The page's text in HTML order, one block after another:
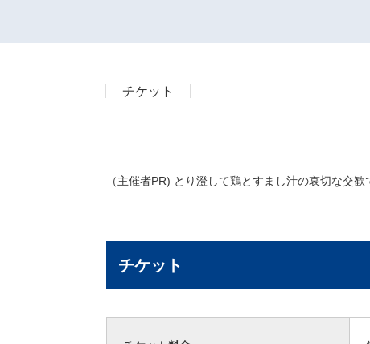
チケット
（主催者PR) とり澄して鶏とすまし汁の哀切な交
チケット